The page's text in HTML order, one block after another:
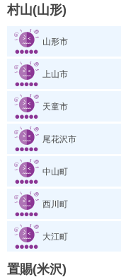
村山(山形)
山形市
上山市
天童市
尾花沢市
中山町
西川町
大江町
置賜(米沢)